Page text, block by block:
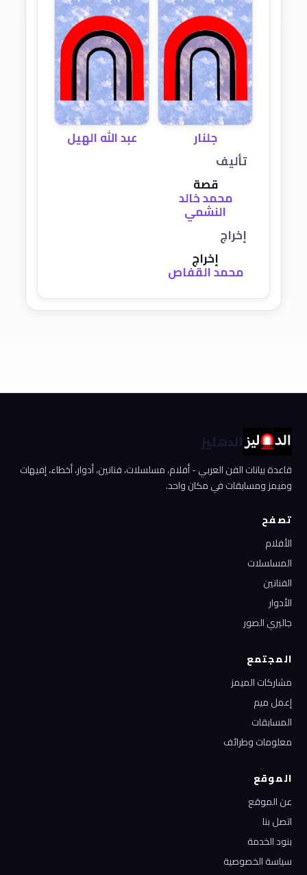
جلنار
عبد الله الهيل
تأليف
قصة
محمد خالد
النشمي
إخراج
إخراج
محمد القفاص
الدهليز
قاعدة بيانات الفن العربي - أفلام، مسلسلات، فنانين، أدوار، أخطاء، إفيهات
وميمز ومسابقات في مكان واحد.
تصفح
الأفلام
المسلسلات
الفنانين
الأدوار
جاليري الصور
المجتمع
مشاركات الميمز
إعمل ميم
المسابقات
معلومات وطرائف
الموقع
عن الموقع
اتصل بنا
بنود الخدمة
سياسة الخصوصية